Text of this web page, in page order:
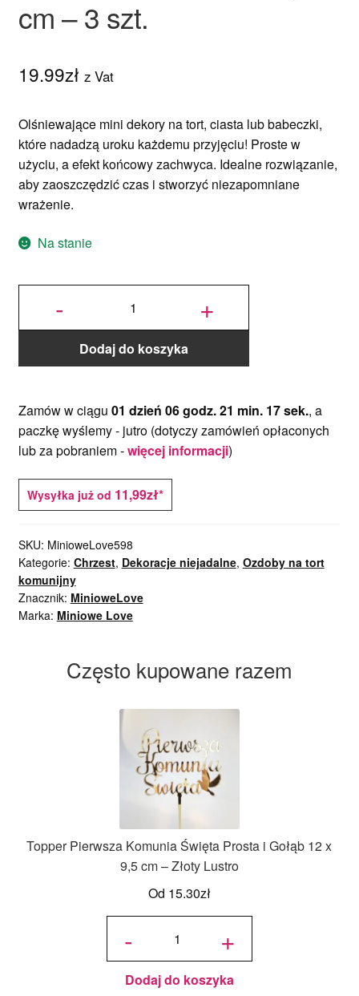
cm – 3 szt.
19.99zł z Vat
Olśniewające mini dekory na tort, ciasta lub babeczki,
które nadadzą uroku każdemu przyjęciu! Proste w
użyciu, a efekt końcowy zachwyca. Idealne rozwiązanie,
aby zaoszczędzić czas i stworzyć niezapomniane
wrażenie.
Na stanie
-
ilość
SMUKŁE
ZŁOTE 6 x
szt. +
Dodaj do koszyka
Zamów w ciągu 01 dzień 06 godz. 21 min. 16 sek., a
paczkę wyślemy - jutro(dotyczy zamówień opłaconych
lub za pobraniem -więcej informacji)
Wysyłka już od 11,99zł*
SKU: MinioweLove598
Kategorie: Chrzest, Dekoracje niejadalne, Ozdoby na tort
komunijny
Znacznik: MinioweLove
Marka: Miniowe Love
Często kupowane razem
Topper Pierwsza Komunia Święta Prosta i Gołąb 12 x
9,5 cm – Złoty Lustro
Od 15.30zł
-
ilość
Komunia
Święta
Prosta i
Gołąb 12
x 9,5 cm
Lustro
+
Dodaj do koszyka